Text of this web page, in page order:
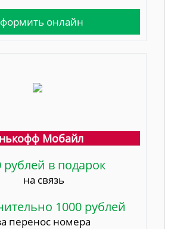
онлайн
Мобайл
рублей в подарок
на связь
1000 рублей
перенос номера